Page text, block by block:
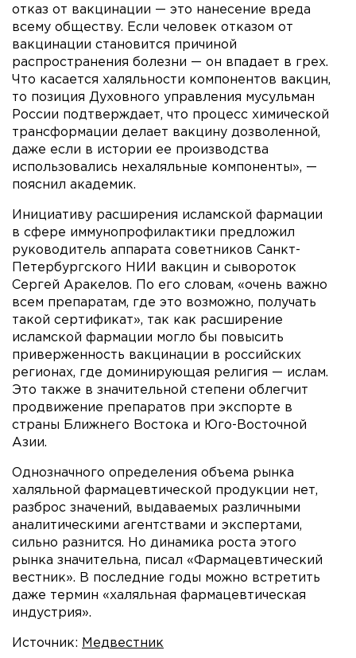
отказ от вакцинации — это нанесение вреда
всему обществу. Если человек отказом от
вакцинации становится причиной
распространения болезни — он впадает в грех.
Что касается халяльности компонентов вакцин,
то позиция Духовного управления мусульман
России подтверждает, что процесс химической
трансформации делает вакцину дозволенной,
даже если в истории ее производства
использовались нехаляльные компоненты», —
пояснил академик.
Инициативу расширения исламской фармации
в сфере иммунопрофилактики предложил
руководитель аппарата советников Санкт-
Петербургского НИИ вакцин и сывороток
Сергей Аракелов. По его словам, «очень важно
всем препаратам, где это возможно, получать
такой сертификат», так как расширение
исламской фармации могло бы повысить
приверженность вакцинации в российских
регионах, где доминирующая религия — ислам.
Это также в значительной степени облегчит
продвижение препаратов при экспорте в
страны Ближнего Востока и Юго-Восточной
Азии.
Однозначного определения объема рынка
халяльной фармацевтической продукции нет,
разброс значений, выдаваемых различными
аналитическими агентствами и экспертами,
сильно разнится. Но динамика роста этого
рынка значительна, писал «Фармацевтический
вестник». В последние годы можно встретить
даже термин «халяльная фармацевтическая
индустрия».
Источник: Медвестник